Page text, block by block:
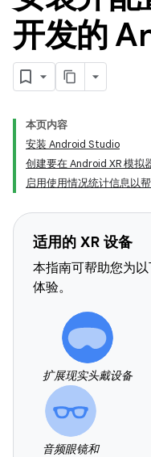
开发的
本页内容
安装 Android Studio
创建要在 Android XR 模拟
启用使用情况统计信息以
适用的 XR 设备
本指南可帮助您为
体验。
扩展现实头戴设备
音频眼镜和